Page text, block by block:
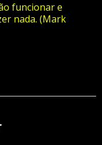
funcionar e
nada. (Mark